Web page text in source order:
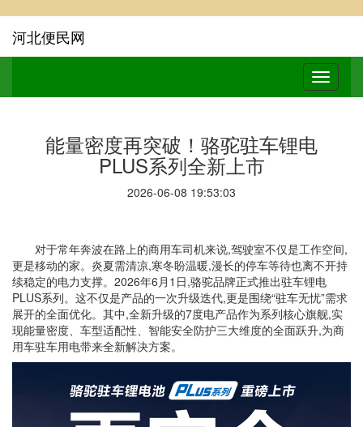
河北便民网
能量密度再突破！骆驼驻车锂电
PLUS系列全新上市
2026-06-08 19:53:03
对于常年奔波在路上的商用车司机来说,驾驶室不仅是工作空间,
更是移动的家。炎夏需清凉,寒冬盼温暖,漫长的停车等待也离不开持
续稳定的电力支撑。2026年6月1日,骆驼品牌正式推出驻车锂电
PLUS系列。这不仅是产品的一次升级迭代,更是围绕“驻车无忧”需求
展开的全面优化。其中,全新升级的7度电产品作为系列核心旗舰,实
现能量密度、车型适配性、智能安全防护三大维度的全面跃升,为商
用车驻车用电带来全新解决方案。